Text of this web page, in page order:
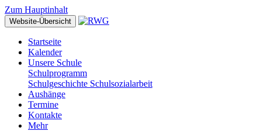
Zum Hauptinhalt
Website-Übersicht
Startseite
Kalender
Unsere Schule
Schulprogramm
Schulgeschichte Schulsozialarbeit
Aushänge
Termine
Kontakte
Mehr